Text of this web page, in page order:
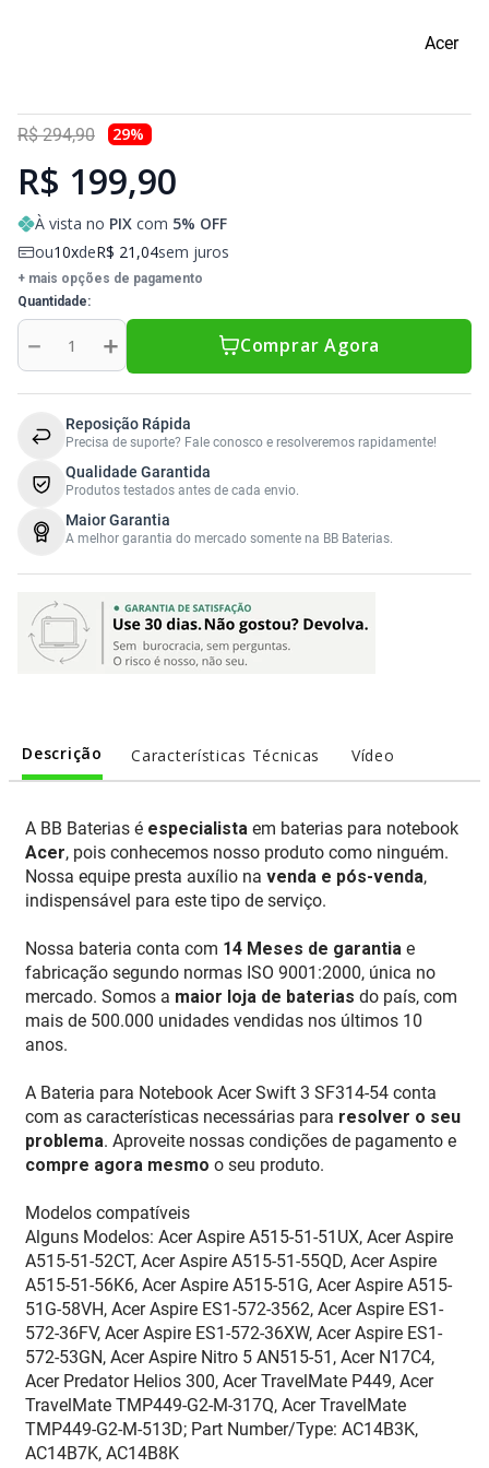
Acer
R$ 294,90 29%
R$ 199,90
À vista no PIX com 5% OFF
ou10 deR$ 21 ,04sem juros
+ mais opções de pagamento
Quantidade
＋
－ Comprar Agora
Reposição Rápida
Precisa de suporte? Fale conosco e resolveremos rapidamente!
Qualidade Garantida
Produtos testados antes de cada envio.
Maior Garantia
A melhor garantia do mercado somente na BB Baterias.
Descrição Características Técnicas Vídeo
A BB Baterias é especialista em baterias para notebook
Acer, pois conhecemos nosso produto como ninguém.
Nossa equipe presta auxílio na venda e pós-venda,
indispensável para este tipo de serviço.
Nossa bateria conta com 14 Meses de garantia e
fabricação segundo normas ISO 9001:2000, única no
mercado. Somos a maior loja de baterias do país, com
mais de 500.000 unidades vendidas nos últimos 10
anos.
A Bateria para Notebook Acer Swift 3 SF314-54 conta
com as características necessárias para resolver o seu
problema. Aproveite nossas condições de pagamento e
compre agora mesmo o seu produto.
Modelos compatíveis
Alguns Modelos: Acer Aspire A515-51-51UX, Acer Aspire
A515-51-52CT, Acer Aspire A515-51-55QD, Acer Aspire
A515-51-56K6, Acer Aspire A515-51G, Acer Aspire A515-
51G-58VH, Acer Aspire ES1-572-3562, Acer Aspire ES1-
572-36FV, Acer Aspire ES1-572-36XW, Acer Aspire ES1-
572-53GN, Acer Aspire Nitro 5 AN515-51, Acer N17C4,
Acer Predator Helios 300, Acer TravelMate P449, Acer
TravelMate TMP449-G2-M-317Q, Acer TravelMate
TMP449-G2-M-513D; Part Number/Type: AC14B3K,
AC14B7K, AC14B8K